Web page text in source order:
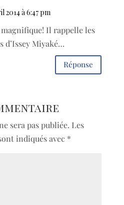
2014 à 6:47 pm
Il rappelle les
d’Issey Miyaké…
Réponse
sera pas publiée. Les
indiqués avec *